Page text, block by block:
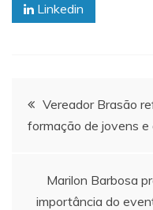
Linkedin
Navegação
de
Post
Vereador Brasão
formação de jovens
Marilon Barbosa
importância do